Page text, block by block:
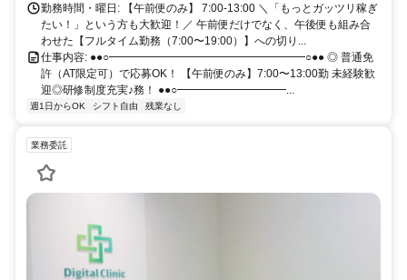
勤務時間・曜日: 【午前便のみ】 7:00-13:00 ＼「もっとガッツリ稼ぎ
たい！」という方も大歓迎！／ 午前便だけでなく、午後便も組み合
わせた【フルタイム勤務（7:00〜19:00）】への切り...
仕事内容: ●●○━━━━━━━━━━━━━━━━━━○●● ◎ 普通免
許（AT限定可）で応募OK！ 【午前便のみ】7:00〜13:00勤 未経験歓
迎◎研修制度充実♪務！ ●●○━━━━━━━━━━...
週1日からOK シフト自由 残業なし
業務委託